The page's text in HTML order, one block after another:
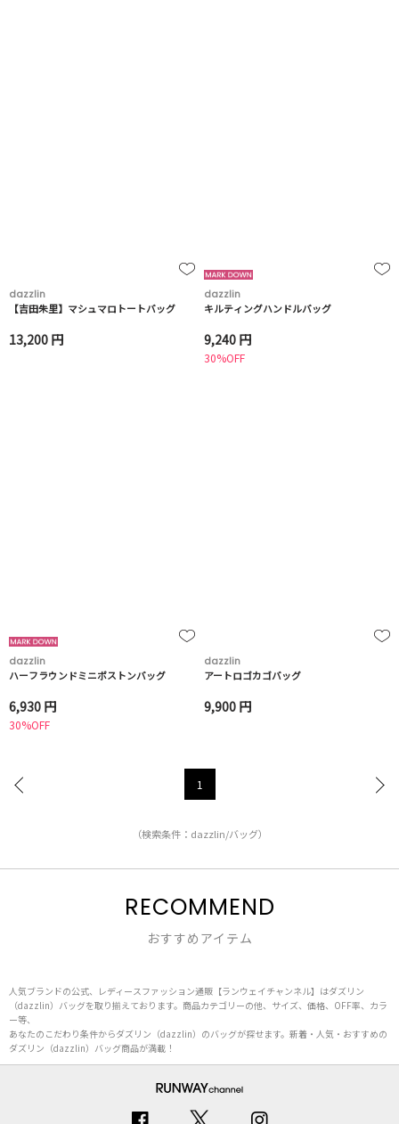
dazzlin
【吉田朱里】マシュマロトートバッグ
13,200 円
dazzlin
キルティングハンドルバッグ
9,240 円
30%OFF
dazzlin
ハーフラウンドミニボストンバッグ
6,930 円
30%OFF
dazzlin
アートロゴカゴバッグ
9,900 円
1
（検索条件：dazzlin/バッグ）
RECOMMEND
おすすめアイテム
人気ブランドの公式、レディースファッション通販【ランウェイチャンネル】はダズリン
（dazzlin）バッグを取り揃えております。商品カテゴリーの他、サイズ、価格、OFF率、カラ
ー等、
あなたのこだわり条件からダズリン（dazzlin）のバッグが探せます。新着・人気・おすすめの
ダズリン（dazzlin）バッグ商品が満載！